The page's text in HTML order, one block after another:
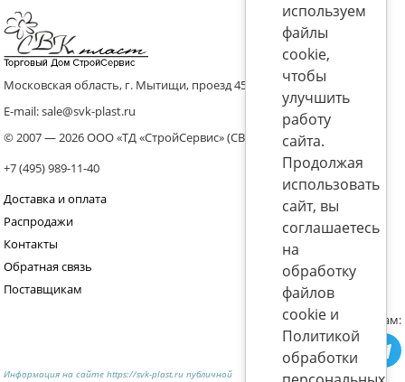
Московская область, г. Мытищи, проезд 4536 владение 8, стр.10
E-mail: sale@svk-plast.ru
© 2007 — 2026 ООО «ТД «СтройСервис» (СВК)
+7 (495) 989-11-40
Доставка и оплата
Распродажи
Контакты
Обратная связь
Поставщикам
Присоединяйтесь к нам:
Информация на сайте https://svk-plast.ru публичной
используем
файлы
cookie,
чтобы
улучшить
работу
сайта.
Продолжая
использовать
сайт, вы
соглашаетесь
на
обработку
файлов
cookie и
Политикой
обработки